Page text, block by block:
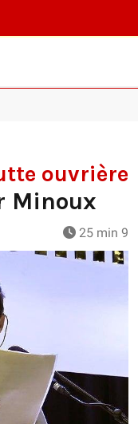
de Lutte ouvrière :
ouvrière
Minoux
25 min 9